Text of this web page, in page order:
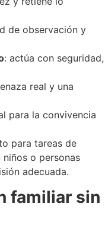
de observación y
: actúa con seguridad,
real y una
para la convivencia
para tareas de
o personas
adecuada.
familiar sin